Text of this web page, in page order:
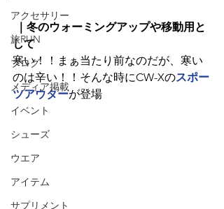
アクセサリー
旅RUN
ブログ
メディア掲載
イベント
シューズ
ウエア
アイテム
サプリメント
して
寒い！！まぁ当たり前なのだが、寒い
のは辛い！！そんな時にCW-Xのスポー
ツアウターが登場